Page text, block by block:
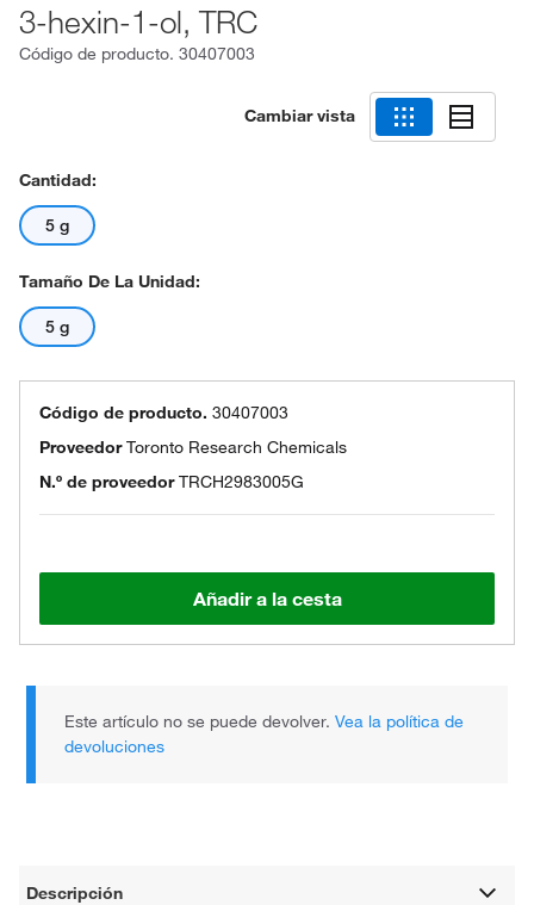
3-hexin-1-ol, TRC
Código de producto. 30407003
Cambiar vista
Cantidad:
5 g
Tamaño De La Unidad:
5 g
Código de producto. 30407003
ProveedorToronto Research Chemicals
N.º de proveedor TRCH2983005G
Añadir a la cesta
Este artículo no se puede devolver.Vea la política de
devoluciones
Descripción